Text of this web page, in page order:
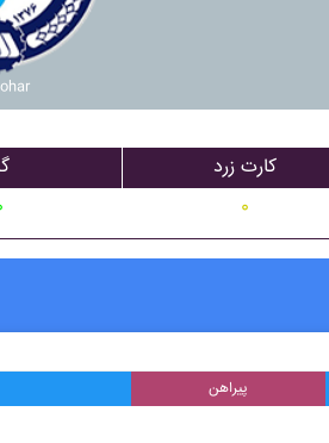
کارت زرد
۰
پیراهن